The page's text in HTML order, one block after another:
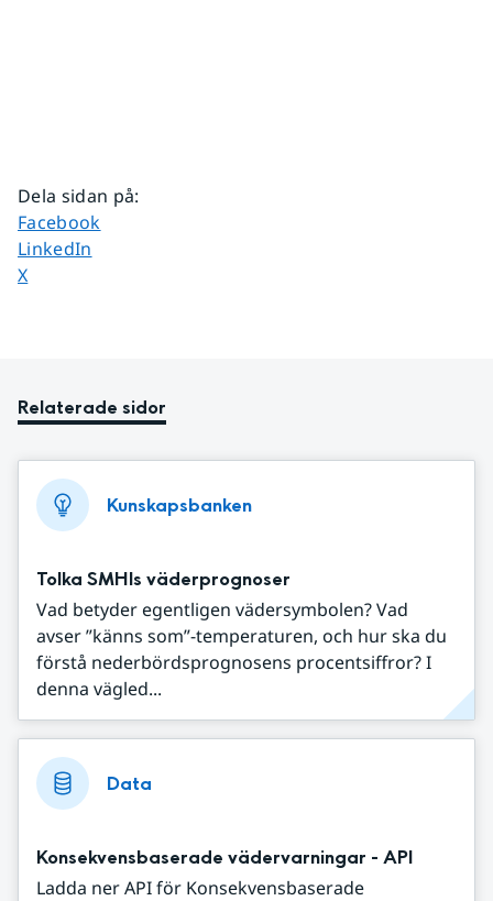
Dela sidan på:
Dela sidan på
Facebook
Dela sidan på
LinkedIn
Dela sidan på
X
Relaterade sidor
Kunskapsbanken
Tolka SMHIs väderprognoser
Vad betyder egentligen vädersymbolen? Vad
avser ”känns som”-temperaturen, och hur ska du
förstå nederbördsprognosens procentsiffror? I
denna vägled...
Data
Konsekvensbaserade vädervarningar - API
Ladda ner API för Konsekvensbaserade